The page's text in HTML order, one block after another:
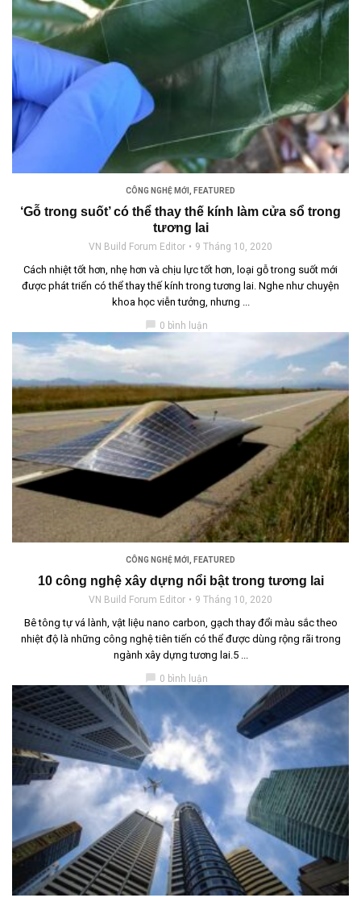
CÔNG NGHỆ MỚI FEATURED
‘Gỗ trong suốt’ có thể thay thế kính làm cửa sổ trong
tương lai
VN Build Forum Editor 9 Tháng 10, 2020
Cách nhiệt tốt hơn, nhẹ hơn và chịu lực tốt hơn, loại gỗ trong suốt mới
được phát triển có thể thay thế kính trong tương lai. Nghe như chuyện
khoa học viễn tưởng, nhưng ...
0 bình luận
CÔNG NGHỆ MỚI FEATURED
10 công nghệ xây dựng nổi bật trong tương lai
VN Build Forum Editor 9 Tháng 10, 2020
Bê tông tự vá lành, vật liệu nano carbon, gạch thay đổi màu sắc theo
nhiệt độ là những công nghệ tiên tiến có thể được dùng rộng rãi trong
ngành xây dựng tương lai.5 ...
0 bình luận